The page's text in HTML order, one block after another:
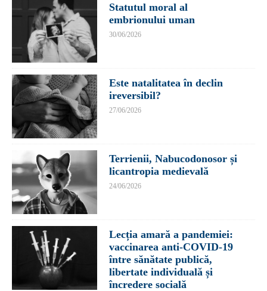
Statutul moral al
embrionului uman
30/06/2026
Este natalitatea în declin
ireversibil?
27/06/2026
Terrienii, Nabucodonosor și
licantropia medievală
24/06/2026
Lecția amară a pandemiei:
vaccinarea anti-COVID-19
între sănătate publică,
libertate individuală și
încredere socială